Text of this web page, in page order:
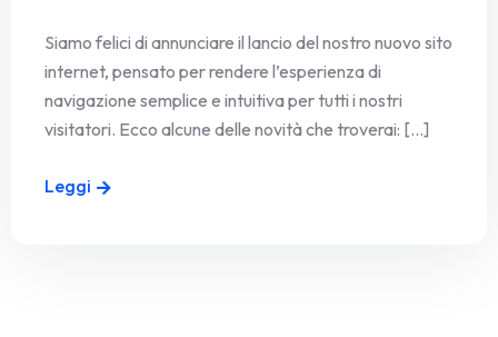
Siamo felici di annunciare il lancio del nostro nuovo sito
internet, pensato per rendere l’esperienza di
navigazione semplice e intuitiva per tutti i nostri
visitatori. Ecco alcune delle novità che troverai: [...]
Leggi